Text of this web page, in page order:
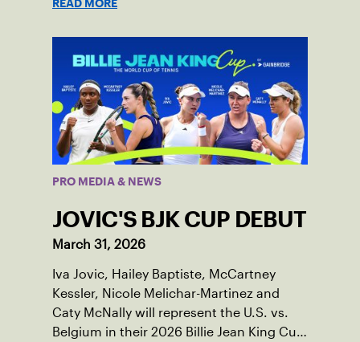
READ MORE
PRO MEDIA & NEWS
JOVIC'S BJK CUP DEBUT
March 31, 2026
Iva Jovic, Hailey Baptiste, McCartney
Kessler, Nicole Melichar-Martinez and
Caty McNally will represent the U.S. vs.
Belgium in their 2026 Billie Jean King Cup